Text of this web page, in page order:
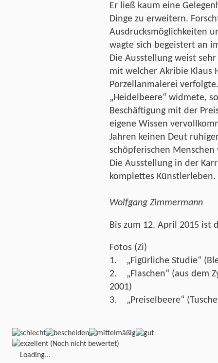
Er ließ kaum eine
Dinge zu erweitern.
Ausdrucksmöglichkeiten
wagte sich begeistert an
Die Ausstellung weist
mit welcher Akribie Klaus
Porzellanmalerei
„Heidelbeere“ widmete,
Beschäftigung mit der
eigene Wissen
Jahren keinen Deut
schöpferischen
Die Ausstellung in der
komplettes Künstlerleben.
Wolfgang Zimmermann
Bis zum 12. April 2015 ist
Fotos (Zi)
1. „Figürliche Studie“
2. „Flaschen“ (aus dem
2001)
3. „Preiselbeere“
(Noch nicht bewertet)
Loading...